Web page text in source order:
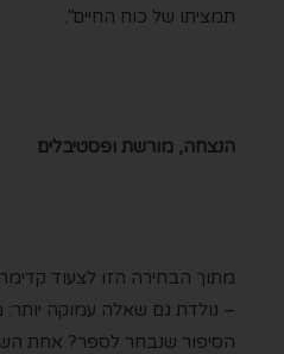
תמציתו של כוח החיים".
הנצחה, מורשת ופסטיבלים
מתוך הבחירה הזו לצעוד
– נולדת גם שאלה עמוקה יותר:
הסיפור שנבחר לספר? אחת